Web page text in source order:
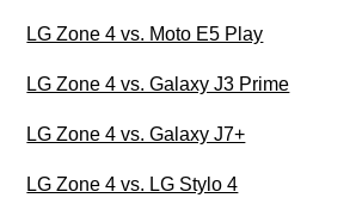
LG Zone 4 vs. Moto E5 Play
LG Zone 4 vs. Galaxy J3 Prime
LG Zone 4 vs. Galaxy J7+
LG Zone 4 vs. LG Stylo 4